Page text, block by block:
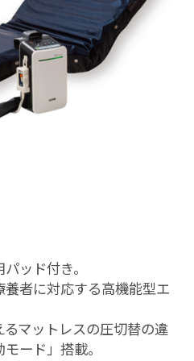
ッド付き。
者に対応する高機能型エ
マットレスの圧切替の違
ード」搭載。